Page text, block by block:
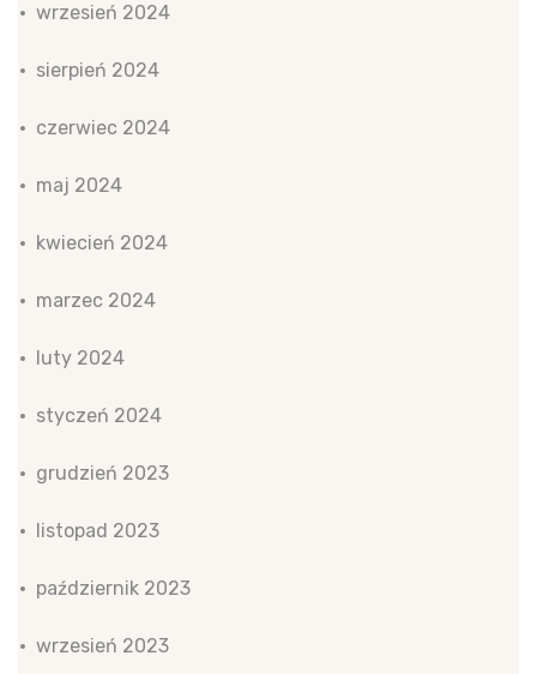
wrzesień 2024
sierpień 2024
czerwiec 2024
maj 2024
kwiecień 2024
marzec 2024
luty 2024
styczeń 2024
grudzień 2023
listopad 2023
październik 2023
wrzesień 2023